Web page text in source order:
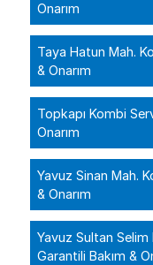
Onarım
Taya Hatun Mah.
& Onarım
Topkapı Kombi
Onarım
Yavuz Sinan Mah.
& Onarım
Yavuz Sultan Selim
Garantili Bakım &